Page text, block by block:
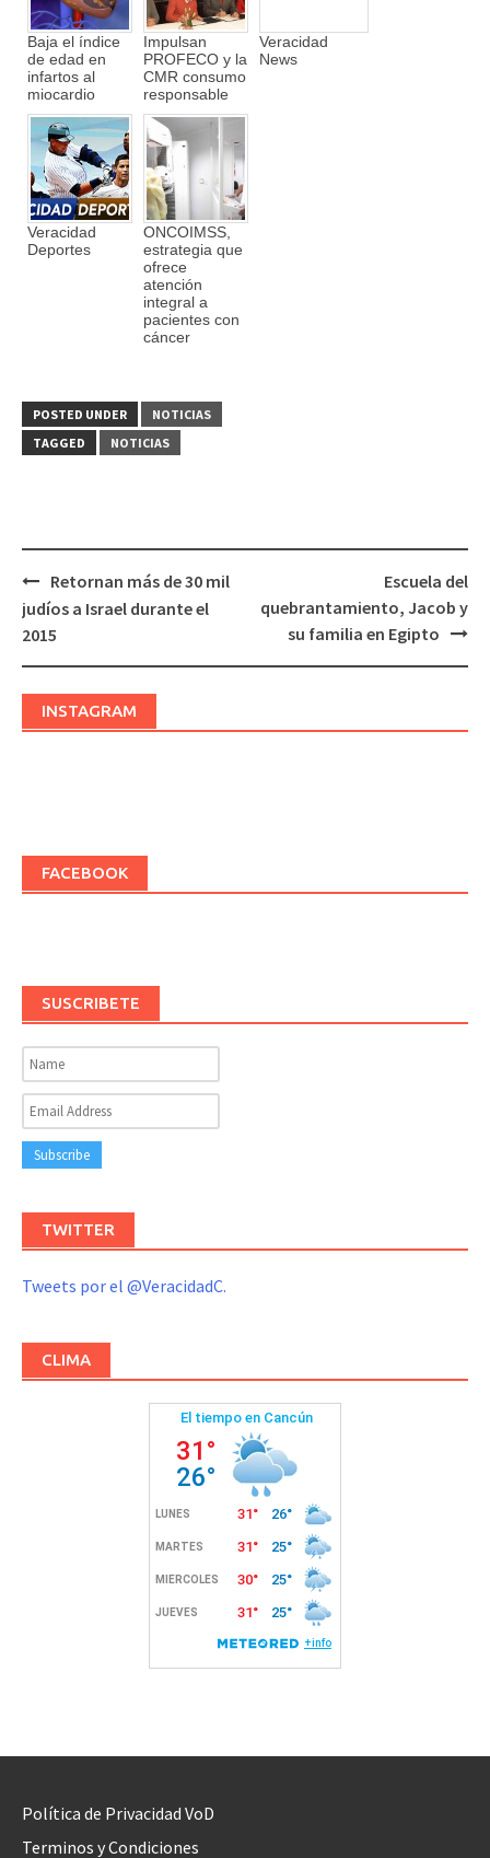
Baja el índice
de edad en
infartos al
miocardio
Impulsan
PROFECO y la
CMR consumo
responsable
Veracidad
News
Veracidad
Deportes
ONCOIMSS,
estrategia que
ofrece
atención
integral a
pacientes con
cáncer
POSTED UNDER
NOTICIAS
TAGGED
NOTICIAS
Post
navigation
Retornan más de 30 mil
judíos a Israel durante el
2015
Escuela del
quebrantamiento, Jacob y
su familia en Egipto
INSTAGRAM
FACEBOOK
SUSCRIBETE
TWITTER
Tweets por el @VeracidadC.
CLIMA
Política de Privacidad VoD
Terminos y Condiciones